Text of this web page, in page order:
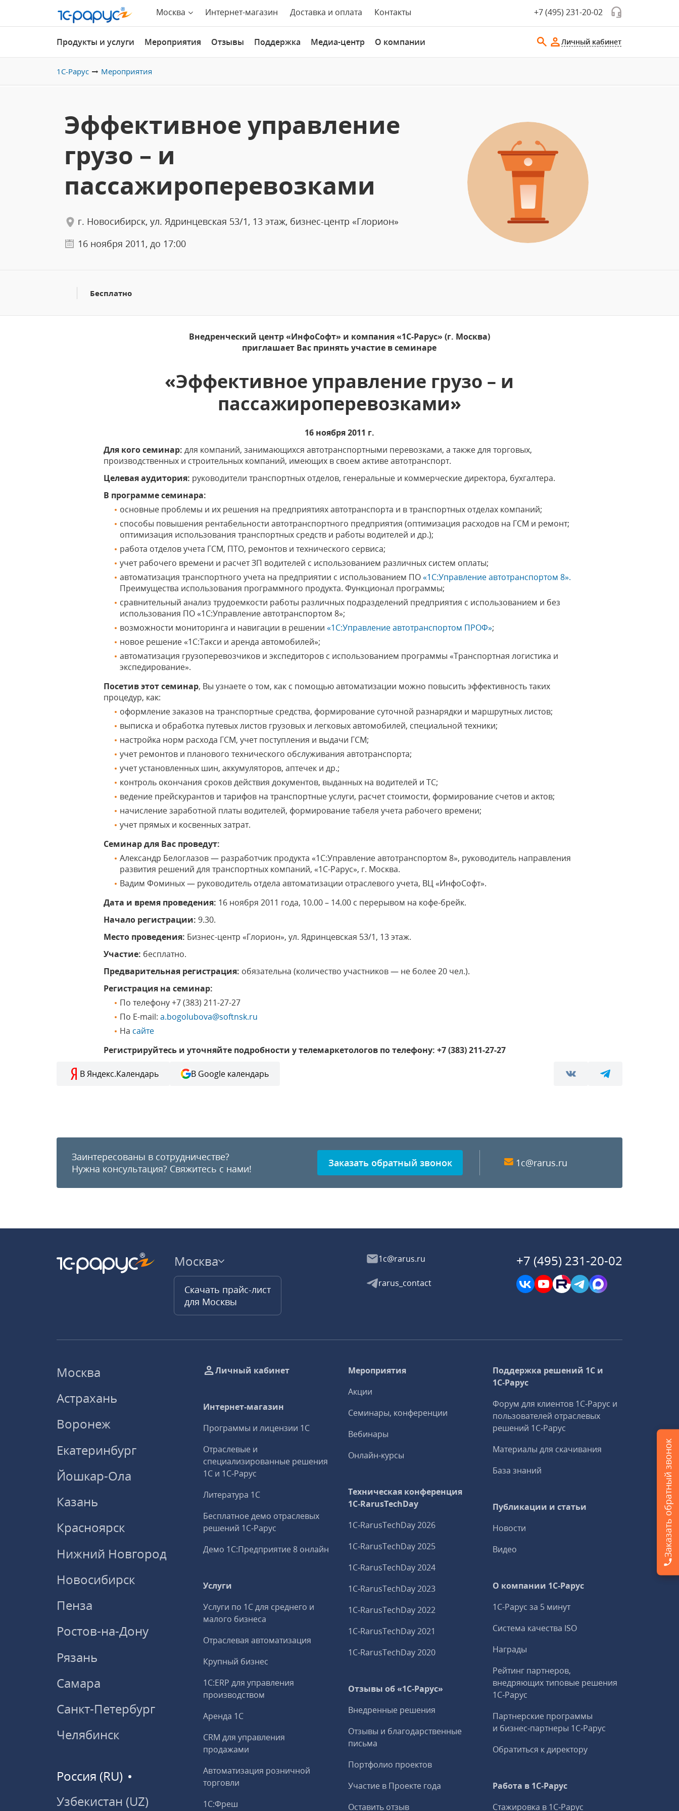
Москва Интернет-магазин Доставка и оплата Контакты +7 (495) 231-20-02
Продукты и услуги Мероприятия Отзывы Поддержка Медиа-центр О компании Личный кабинет
1С-Рарус Мероприятия
Эффективное управление
грузо – и
пассажироперевозками
г. Новосибирск, ул. Ядринцевская 53/1, 13 этаж, бизнес-центр «Глорион»
16 ноября 2011, до 17:00
Бесплатно
Внедренческий центр «ИнфоСофт» и компания «1С-Рарус» (г. Москва)
приглашает Вас принять участие в семинаре
«Эффективное управление грузо – и
пассажироперевозками»
16 ноября 2011 г.
Для кого семинар: для компаний, занимающихся автотранспортными перевозками, а также для торговых,
производственных и строительных компаний, имеющих в своем активе автотранспорт.
Целевая аудитория: руководители транспортных отделов, генеральные и коммерческиедиректора, бухгалтера.
В программе семинара:
основные проблемы и их решения на предприятиях автотранспорта и в транспортных отделах компаний;
способы повышения рентабельности автотранспортного предприятия (оптимизация расходов на ГСМ и ремонт;
оптимизация использования транспортных средств и работы водителей и др.);
работа отделов учета ГСМ, ПТО, ремонтов и технического сервиса;
учет рабочего времени и расчет ЗП водителей с использованием различных систем оплаты;
автоматизация транспортного учета на предприятии с использованием ПО«1С:Управление автотранспортом 8».
Преимущества использования программного продукта. Функционал программы;
сравнительный анализ трудоемкости работы различных подразделений предприятия с использованием и без
использования ПО «1С:Управление автотранспортом 8»;
возможности мониторинга и навигации в решении«1С:Управление автотранспортом ПРОФ»;
новое решение «1С:Такси и аренда автомобилей»;
автоматизация грузоперевозчиков и экспедиторов с использованием программы «Транспортная логистика и
экспедирование».
Посетив этот семинар, Вы узнаете о том, как с помощью автоматизации можно повысить эффективность таких
процедур, как:
оформление заказов на транспортные средства, формирование суточной разнарядки и маршрутных листов;
выписка и обработка путевых листов грузовых и легковых автомобилей, специальной техники;
настройка норм расхода ГСМ, учет поступления и выдачи ГСМ;
учет ремонтов и планового технического обслуживания автотранспорта;
учет установленных шин, аккумуляторов, аптечек и др.;
контроль окончания сроков действия документов, выданных на водителей и ТС;
ведение прейскурантов и тарифов на транспортные услуги, расчет стоимости, формирование счетов и актов;
начисление заработной платы водителей, формирование табеля учета рабочего времени;
учет прямых и косвенных затрат.
Семинар для Вас проведут:
Александр Белоглазов — разработчик продукта «1С:Управление автотранспортом 8», руководитель направления
развития решений для транспортных компаний, «1С-Рарус», г. Москва.
Вадим Фоминых — руководитель отдела автоматизации отраслевого учета, ВЦ «ИнфоСофт».
Дата и время проведения: 16 ноября 2011 года, 10.00 – 14.00 с перерывом на кофе-брейк.
Начало регистрации: 9.30.
Место проведения: Бизнес-центр «Глорион», ул. Ядринцевская 53/1, 13 этаж.
Участие: бесплатно.
Предварительная регистрация: обязательна (количество участников — не более 20 чел.).
Регистрация на семинар:
По телефону +7 (383) 211-27-27
По E-mail:a.bogolubova@softnsk.ru
На сайте
Регистрируйтесь и уточняйте подробности у телемаркетологов по телефону: +7 (383)211-27-27
В Яндекс.Календарь В Google календарь
Заинтересованы в сотрудничестве?
Нужна консультация? Свяжитесь с нами! Заказать обратный звонок 1c@rarus.ru
Москва
Скачать прайс-лист
для Москвы
1c@rarus.ru
rarus_contact
+7 (495) 231-20-02
Москва
Астрахань
Воронеж
Екатеринбург
Йошкар-Ола
Казань
Красноярск
Нижний Новгород
Новосибирск
Пенза
Ростов-на-Дону
Рязань
Самара
Санкт-Петербург
Челябинск
Россия (RU)
Узбекистан (UZ)
Личный кабинет
Интернет-магазин
Программы и лицензии 1С
Отраслевые и
специализированные решения
1С и 1С‑Рарус
Литература 1С
Бесплатное демо отраслевых
решений 1С‑Рарус
Демо 1С:Предприятие 8 онлайн
Услуги
Услуги по 1С для среднего и
малого бизнеса
Отраслевая автоматизация
Крупный бизнес
1С:ERP для управления
производством
Аренда 1С
CRM для управления
продажами
Автоматизация розничной
торговли
1С:Фреш
Мероприятия
Акции
Семинары, конференции
Вебинары
Онлайн-курсы
Техническая конференция
1C‑RarusTechDay
1C‑RarusTechDay 2026
1C‑RarusTechDay 2025
1C‑RarusTechDay 2024
1C‑RarusTechDay 2023
1C‑RarusTechDay 2022
1C‑RarusTechDay 2021
1C‑RarusTechDay 2020
Отзывы об «1С-Рарус»
Внедренные решения
Отзывы и благодарственные
письма
Портфолио проектов
Участие в Проекте года
Оставить отзыв
Поддержка решений 1С и
1С‑Рарус
Форум для клиентов 1С‑Рарус и
пользователей отраслевых
решений 1С‑Рарус
Материалы для скачивания
База знаний
Публикации и статьи
Новости
Видео
О компании 1C-Рарус
1С-Рарус за 5 минут
Система качества ISO
Награды
Рейтинг партнеров,
внедряющих типовые решения
1С‑Рарус
Партнерские программы
и бизнес‑партнеры 1С‑Рарус
Обратиться к директору
Работа в 1С‑Рарус
Стажировка в 1С‑Рарус
Заказать обратный звонок